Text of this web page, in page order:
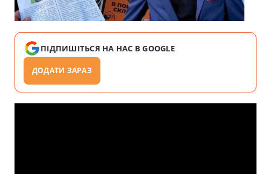
ПІДПИШІТЬСЯ НА НАС В GOOGLE
ДОДАТИ ЗАРАЗ